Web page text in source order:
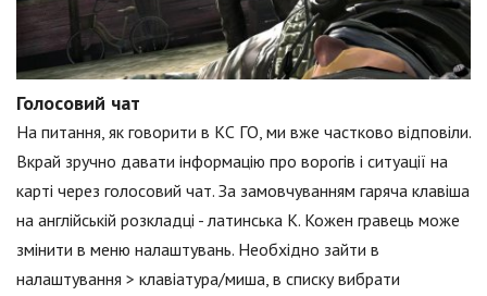
Голосовий чат
На питання, як говорити в КС ГО, ми вже частково відповіли.
Вкрай зручно давати інформацію про ворогів і ситуації на
карті через голосовий чат. За замовчуванням гаряча клавіша
на англійській розкладці - латинська K. Кожен гравець може
змінити в меню налаштувань. Необхідно зайти в
налаштування > клавіатура/миша, в списку вибрати